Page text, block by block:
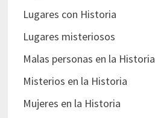
Lugares con Historia
Lugares misteriosos
Malas personas en la Historia
Misterios en la Historia
Mujeres en la Historia